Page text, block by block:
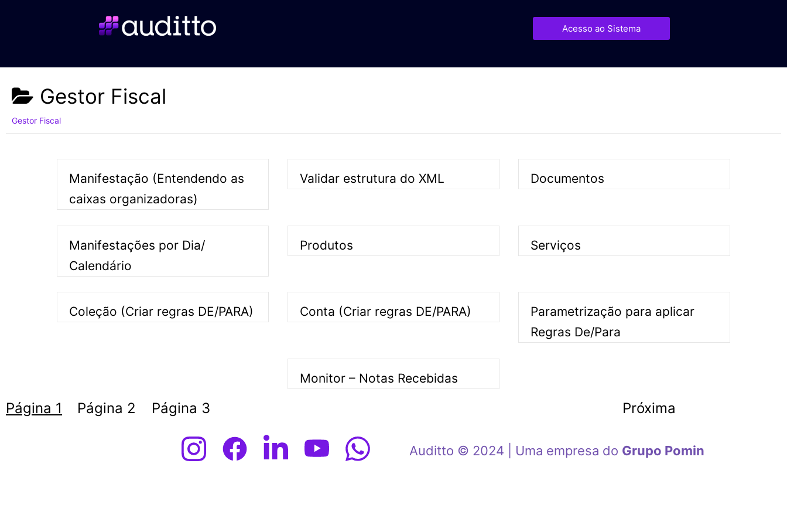
Acesso ao Sistema
Gestor Fiscal
Gestor Fiscal
Manifestação (Entendendo as
caixas organizadoras)
Validar estrutura do XML Documentos
Manifestações por Dia/
Calendário
Produtos Serviços
Coleção (Criar regras DE/PARA) Conta (Criar regras DE/PARA)
Parametrização para aplicar
Regras De/Para
Monitor – Notas Recebidas
Página 1 Página 2 Página 3 Próxima
Auditto © 2024 | Uma empresa do Grupo Pomin